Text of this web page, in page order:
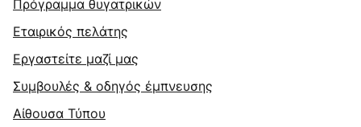
Πρόγραμμα θυγατρικών
Εταιρικός πελάτης
Εργαστείτε μαζί μας
Συμβουλές & οδηγός έμπνευσης
Αίθουσα Τύπου